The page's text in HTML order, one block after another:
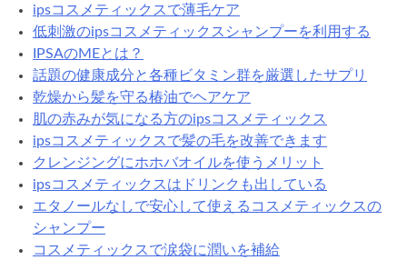
ipsコスメティックスで薄毛ケア
低刺激のipsコスメティックスシャンプーを利用する
IPSAのMEとは？
話題の健康成分と各種ビタミン群を厳選したサプリ
乾燥から髪を守る椿油でヘアケア
肌の赤みが気になる方のipsコスメティックス
ipsコスメティックスで髪の毛を改善できます
クレンジングにホホバオイルを使うメリット
ipsコスメティックスはドリンクも出している
エタノールなしで安心して使えるコスメティックスの
シャンプー
コスメティックスで涙袋に潤いを補給